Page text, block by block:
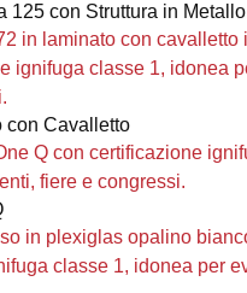
125 con Struttura in Metallo
con Cavalletto